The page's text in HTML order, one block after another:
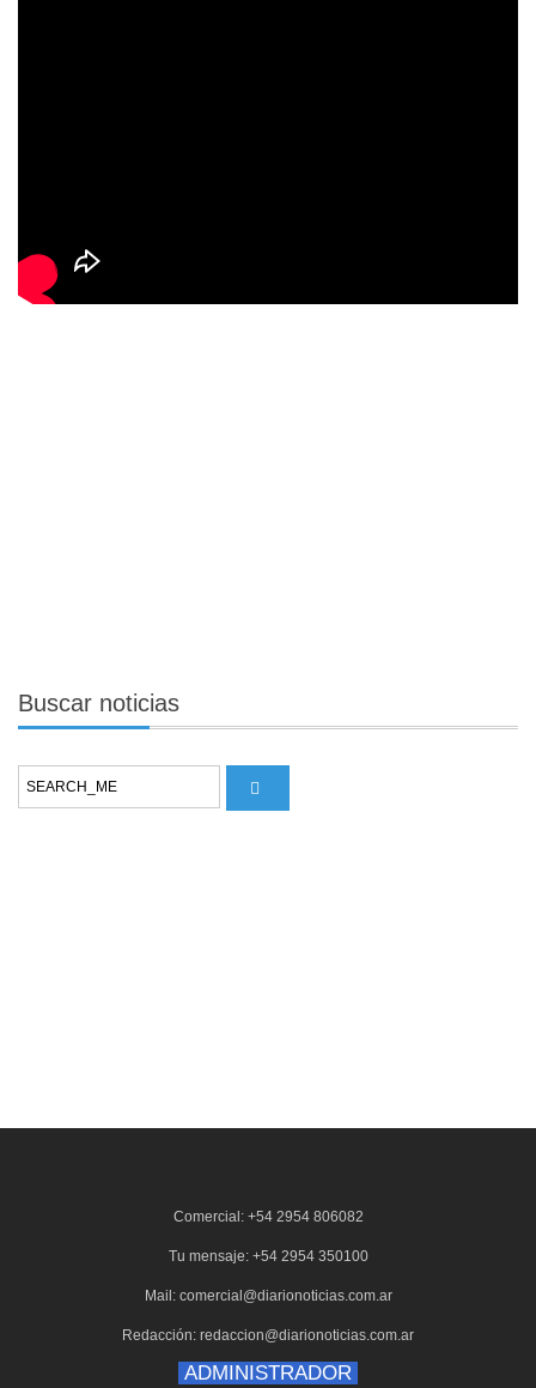
Buscar noticias
Comercial: +54 2954 806082
Tu mensaje: +54 2954 350100
Mail: comercial@diarionoticias.com.ar
Redacción: redaccion@diarionoticias.com.ar
ADMINISTRADOR